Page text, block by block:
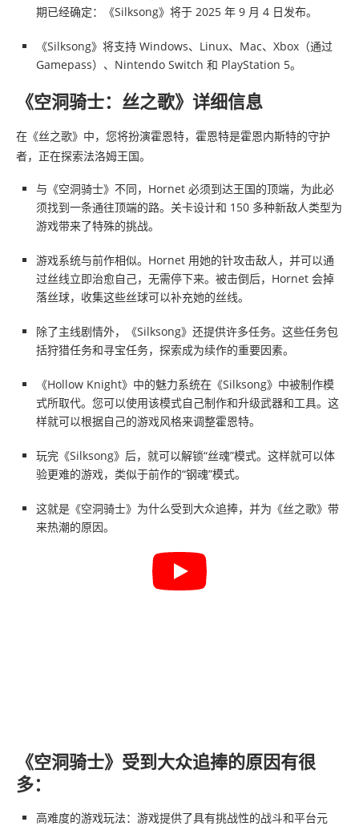
期已经确定：《Silksong》将于 2025 年 9 月 4 日发布。
《Silksong》将支持 Windows、Linux、Mac、Xbox（通过
Gamepass）、Nintendo Switch 和 PlayStation 5。
《空洞骑士：丝之歌》详细信息
在《丝之歌》中，您将扮演霍恩特，霍恩特是霍恩内斯特的守护
者，正在探索法洛姆王国。
与《空洞骑士》不同，Hornet 必须到达王国的顶端，为此必
须找到一条通往顶端的路。关卡设计和 150 多种新敌人类型为
游戏带来了特殊的挑战。
游戏系统与前作相似。Hornet 用她的针攻击敌人，并可以通
过丝线立即治愈自己，无需停下来。被击倒后，Hornet 会掉
落丝球，收集这些丝球可以补充她的丝线。
除了主线剧情外，《Silksong》还提供许多任务。这些任务包
括狩猎任务和寻宝任务，探索成为续作的重要因素。
《Hollow Knight》中的魅力系统在《Silksong》中被制作模
式所取代。您可以使用该模式自己制作和升级武器和工具。这
样就可以根据自己的游戏风格来调整霍恩特。
玩完《Silksong》后，就可以解锁“丝魂”模式。这样就可以体
验更难的游戏，类似于前作的“钢魂”模式。
这就是《空洞骑士》为什么受到大众追捧，并为《丝之歌》带
来热潮的原因。
《空洞骑士》受到大众追捧的原因有很
多：
高难度的游戏玩法：游戏提供了具有挑战性的战斗和平台元